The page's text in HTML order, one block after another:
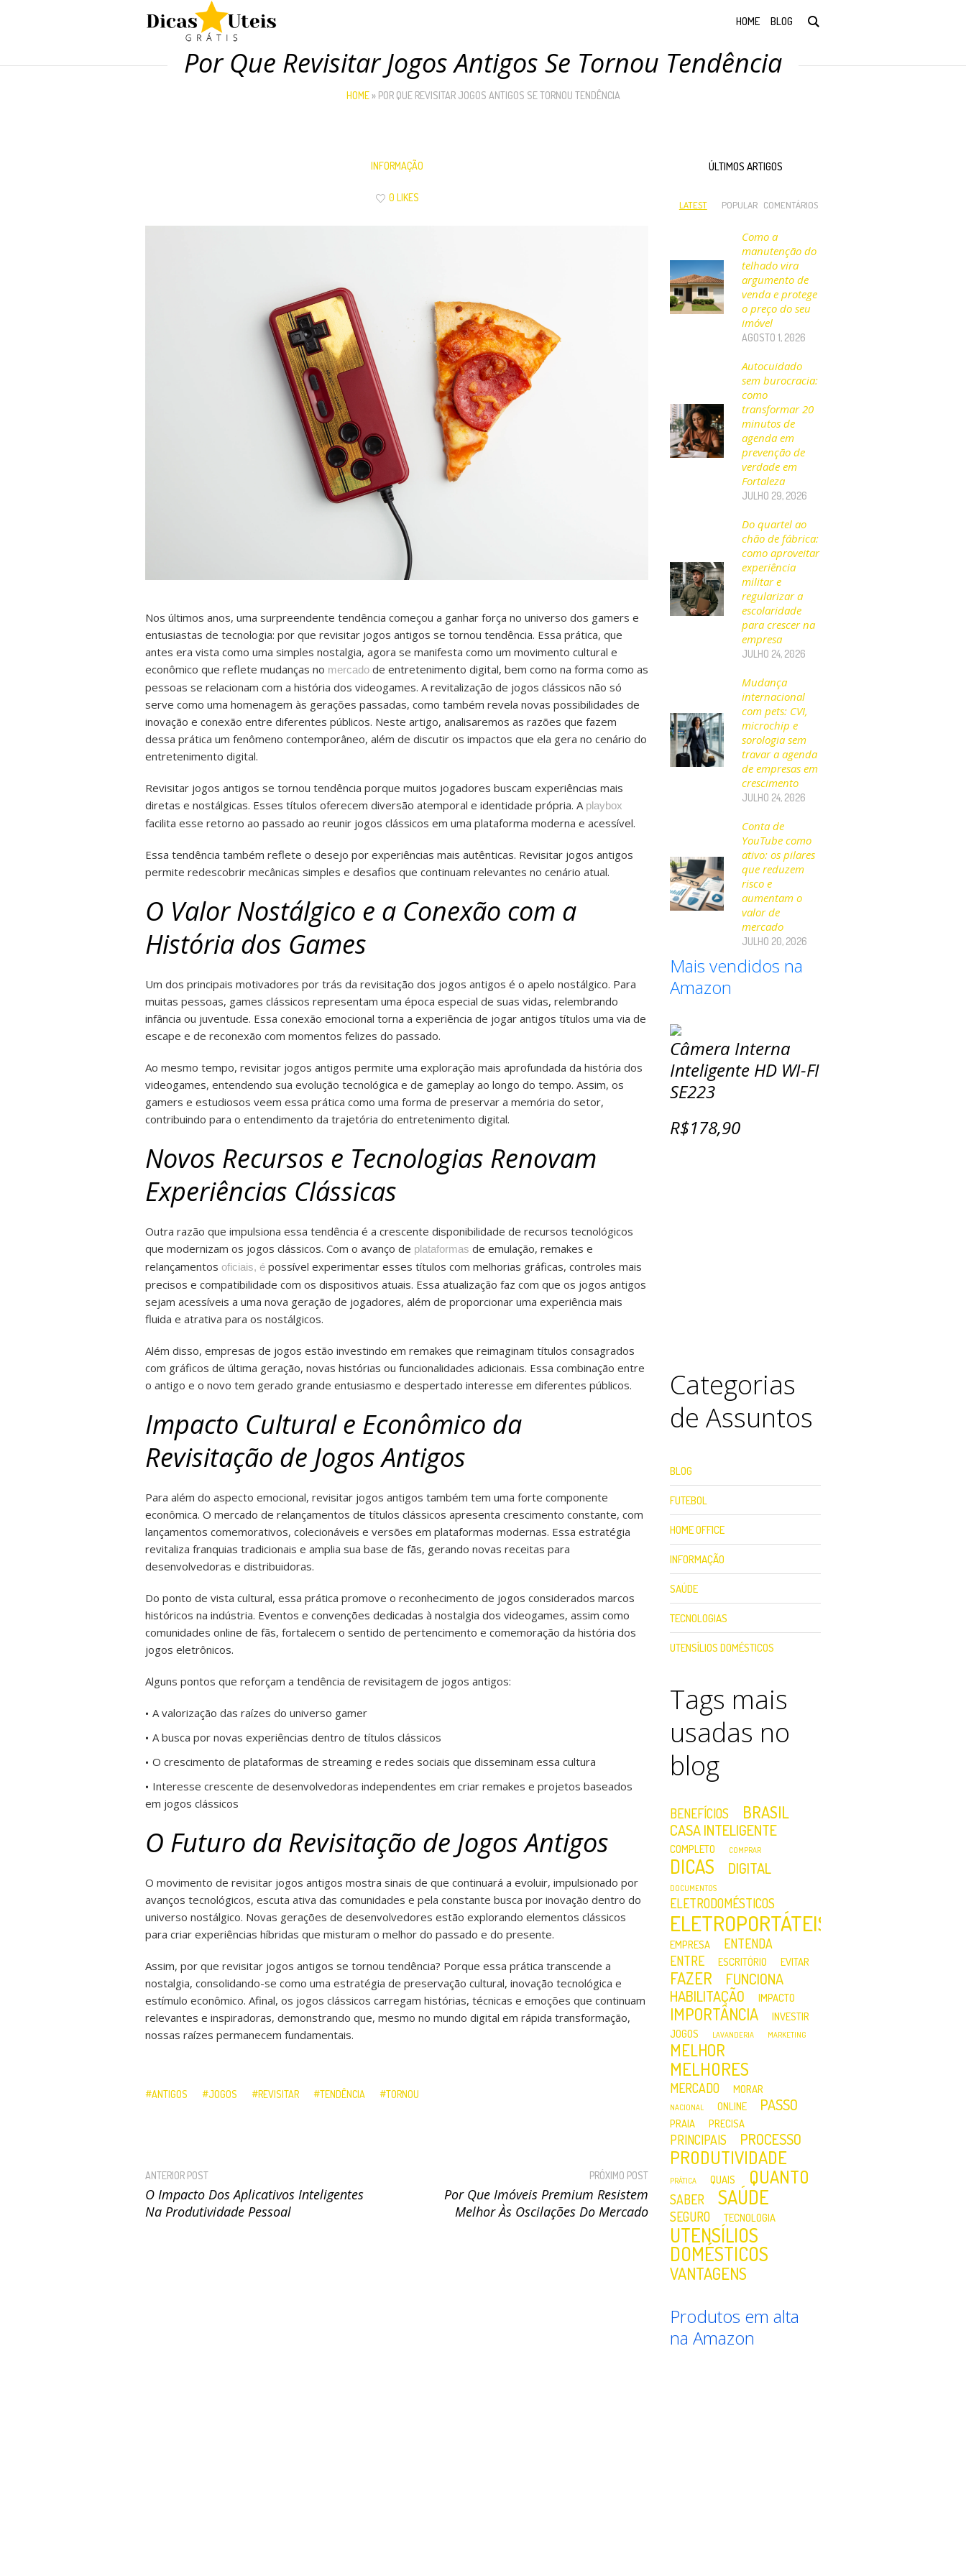
HOME BLOG
Por Que Revisitar Jogos Antigos Se Tornou Tendência
HOME» POR QUE REVISITAR JOGOS ANTIGOS SE TORNOU TENDÊNCIA
INFORMAÇÃO
0 LIKES
Nos últimos anos, uma surpreendente tendência começou a ganhar força no universo dos gamers e
entusiastas de tecnologia: por que revisitar jogos antigos se tornou tendência. Essa prática, que
antes era vista como uma simples nostalgia, agora se manifesta como um movimento cultural e
econômico que reflete mudanças no mercado de entretenimento digital, bem como na forma como as
pessoas se relacionam com a história dos videogames. A revitalização de jogos clássicos não só
serve como uma homenagem às gerações passadas, como também revela novas possibilidades de
inovação e conexão entre diferentes públicos. Neste artigo, analisaremos as razões que fazem
dessa prática um fenômeno contemporâneo, além de discutir os impactos que ela gera no cenário do
entretenimento digital.
Revisitar jogos antigos se tornou tendência porque muitos jogadores buscam experiências mais
diretas e nostálgicas. Esses títulos oferecem diversão atemporal e identidade própria. A playbox
facilita esse retorno ao passado ao reunir jogos clássicos em uma plataforma moderna e acessível.
Essa tendência também reflete o desejo por experiências mais autênticas. Revisitar jogos antigos
permite redescobrir mecânicas simples e desafios que continuam relevantes no cenário atual.
O Valor Nostálgico e a Conexão com a
História dos Games
Um dos principais motivadores por trás da revisitação dos jogos antigos é o apelo nostálgico. Para
muitas pessoas, games clássicos representam uma época especial de suas vidas, relembrando
infância ou juventude. Essa conexão emocional torna a experiência de jogar antigos títulos uma via de
escape e de reconexão com momentos felizes do passado.
Ao mesmo tempo, revisitar jogos antigos permite uma exploração mais aprofundada da história dos
videogames, entendendo sua evolução tecnológica e de gameplay ao longo do tempo. Assim, os
gamers e estudiosos veem essa prática como uma forma de preservar a memória do setor,
contribuindo para o entendimento da trajetória do entretenimento digital.
Novos Recursos e Tecnologias Renovam
Experiências Clássicas
Outra razão que impulsiona essa tendência é a crescente disponibilidade de recursos tecnológicos
que modernizam os jogos clássicos. Com o avanço de plataformas de emulação, remakes e
relançamentos oficiais, é possível experimentar esses títulos com melhorias gráficas, controles mais
precisos e compatibilidade com os dispositivos atuais. Essa atualização faz com que os jogos antigos
sejam acessíveis a uma nova geração de jogadores, além de proporcionar uma experiência mais
fluida e atrativa para os nostálgicos.
Além disso, empresas de jogos estão investindo em remakes que reimaginam títulos consagrados
com gráficos de última geração, novas histórias ou funcionalidades adicionais. Essa combinação entre
o antigo e o novo tem gerado grande entusiasmo e despertado interesse em diferentes públicos.
Impacto Cultural e Econômico da
Revisitação de Jogos Antigos
Para além do aspecto emocional, revisitar jogos antigos também tem uma forte componente
econômica. O mercado de relançamentos de títulos clássicos apresenta crescimento constante, com
lançamentos comemorativos, colecionáveis e versões em plataformas modernas. Essa estratégia
revitaliza franquias tradicionais e amplia sua base de fãs, gerando novas receitas para
desenvolvedoras e distribuidoras.
Do ponto de vista cultural, essa prática promove o reconhecimento de jogos considerados marcos
históricos na indústria. Eventos e convenções dedicadas à nostalgia dos videogames, assim como
comunidades online de fãs, fortalecem o sentido de pertencimento e comemoração da história dos
jogos eletrônicos.
Alguns pontos que reforçam a tendência de revisitagem de jogos antigos:
A valorização das raízes do universo gamer
A busca por novas experiências dentro de títulos clássicos
O crescimento de plataformas de streaming e redes sociais que disseminam essa cultura
Interesse crescente de desenvolvedoras independentes em criar remakes e projetos baseados
em jogos clássicos
O Futuro da Revisitação de Jogos Antigos
O movimento de revisitar jogos antigos mostra sinais de que continuará a evoluir, impulsionado por
avanços tecnológicos, escuta ativa das comunidades e pela constante busca por inovação dentro do
universo nostálgico. Novas gerações de desenvolvedores estão explorando elementos clássicos
para criar experiências híbridas que misturam o melhor do passado e do presente.
Assim, por que revisitar jogos antigos se tornou tendência? Porque essa prática transcende a
nostalgia, consolidando-se como uma estratégia de preservação cultural, inovação tecnológica e
estímulo econômico. Afinal, os jogos clássicos carregam histórias, técnicas e emoções que continuam
relevantes e inspiradoras, demonstrando que, mesmo no mundo digital em rápida transformação,
nossas raízes permanecem fundamentais.
ANTIGOS JOGOS REVISITAR TENDÊNCIA TORNOU
ANTERIOR POST
O Impacto Dos Aplicativos Inteligentes
Na Produtividade Pessoal
PRÓXIMO POST
Por Que Imóveis Premium Resistem
Melhor Às Oscilações Do Mercado
ÚLTIMOS ARTIGOS
LATEST POPULAR COMENTÁRIOS
Como a
manutenção do
telhado vira
argumento de
venda e protege
o preço do seu
imóvel
AGOSTO 1, 2026
Autocuidado
sem burocracia:
como
transformar 20
minutos de
agenda em
prevenção de
verdade em
Fortaleza
JULHO 29, 2026
Do quartel ao
chão de fábrica:
como aproveitar
experiência
militar e
regularizar a
escolaridade
para crescer na
empresa
JULHO 24, 2026
Mudança
internacional
com pets: CVI,
microchip e
sorologia sem
travar a agenda
de empresas em
crescimento
JULHO 24, 2026
Conta de
YouTube como
ativo: os pilares
que reduzem
risco e
aumentam o
valor de
mercado
JULHO 20, 2026
Mais vendidos na
Amazon
Câmera Interna
Inteligente HD WI-FI
SE223
R$178,90
Categorias
de Assuntos
BLOG
FUTEBOL
HOME OFFICE
INFORMAÇÃO
SAÚDE
TECNOLOGIAS
UTENSÍLIOS DOMÉSTICOS
Tags mais
usadas no
blog
BENEFÍCIOS BRASIL
CASA INTELIGENTE
COMPLETO COMPRAR
DICAS DIGITAL
DOCUMENTOS
ELETRODOMÉSTICOS
ELETROPORTÁTEIS
EMPRESA
ENTENDA
ENTRE
ESCRITÓRIO EVITAR
FAZER
FUNCIONA
HABILITAÇÃO
IMPACTO
IMPORTÂNCIA
INVESTIR
JOGOS
LAVANDERIA MARKETING
MELHOR
MELHORES
MERCADO MORAR
NACIONAL ONLINE PASSO
PRAIA PRECISA
PRINCIPAIS PROCESSO
PRODUTIVIDADE
PRÁTICA QUAIS QUANTO
SABER SAÚDE
SEGURO TECNOLOGIA
UTENSÍLIOS
DOMÉSTICOS
VANTAGENS
Produtos em alta
na Amazon